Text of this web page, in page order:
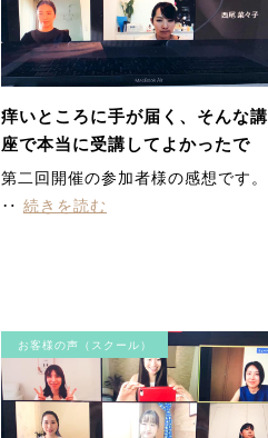
痒いところに手が届く、そんな講
座で本当に受講してよかったで
す。
第二回開催の参加者様の感想です。
‥ 続きを読む
お客様の声（スクール）